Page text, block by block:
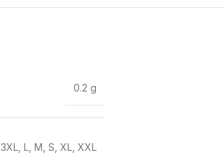
0.2 g
3XL L M S XL XXL